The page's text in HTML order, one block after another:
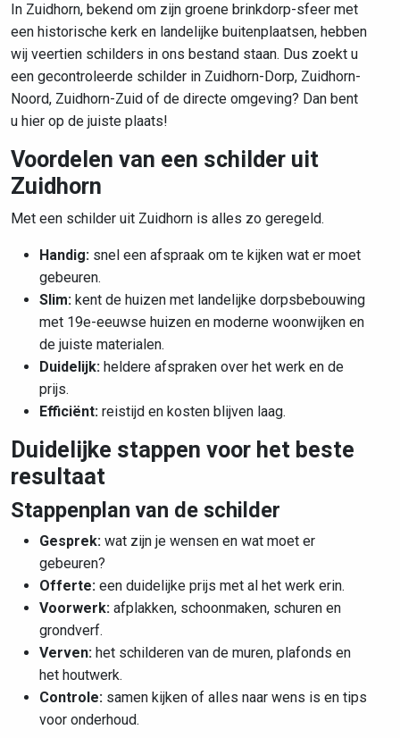
In Zuidhorn, bekend om zijn groene brinkdorp-sfeer met
een historische kerk en landelijke buitenplaatsen, hebben
wij veertien schilders in ons bestand staan. Dus zoekt u
een gecontroleerde schilder in Zuidhorn-Dorp, Zuidhorn-
Noord, Zuidhorn-Zuid of de directe omgeving? Dan bent
u hier op de juiste plaats!
Voordelen van een schilder uit
Zuidhorn
Met een schilder uit Zuidhorn is alles zo geregeld.
Handig: snel een afspraak om te kijken wat er moet
gebeuren.
Slim: kent de huizen met landelijke dorpsbebouwing
met 19e-eeuwse huizen en moderne woonwijken en
de juiste materialen.
Duidelijk: heldere afspraken over het werk en de
prijs.
Efficiënt: reistijd en kosten blijven laag.
Duidelijke stappen voor het beste
resultaat
Stappenplan van de schilder
Gesprek: wat zijn je wensen en wat moet er
gebeuren?
Offerte: een duidelijke prijs met al het werk erin.
Voorwerk: afplakken, schoonmaken, schuren en
grondverf.
Verven: het schilderen van de muren, plafonds en
het houtwerk.
Controle: samen kijken of alles naar wens is en tips
voor onderhoud.